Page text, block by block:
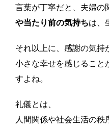
言葉が丁寧だと、夫婦の
や当たり前の気持ちは、
それ以上に、感謝の気持
小さな幸せを感じること
すよね。
礼儀とは、
人間関係や社会生活の秩